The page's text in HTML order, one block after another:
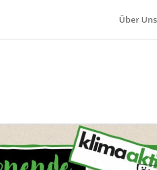
Über Uns